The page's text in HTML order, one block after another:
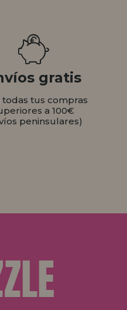
gratis
todas tus compras
a 100€
peninsulares)